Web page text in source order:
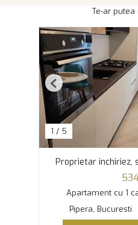
Te-ar putea
1 / 5
Previous
Proprietar inchiriez,
Apartament cu 1
Pipera, Bucuresti